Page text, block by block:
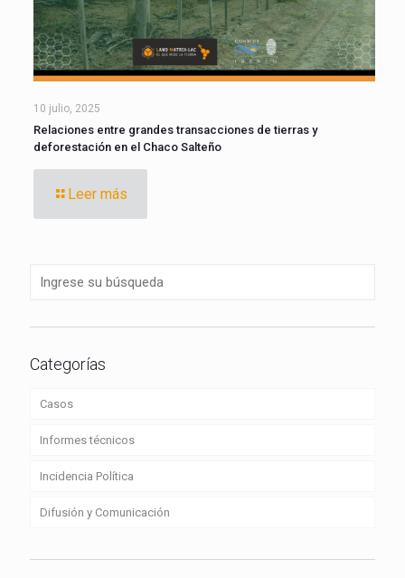
10 julio, 2025
Relaciones entre grandes transacciones de tierras y
deforestación en el Chaco Salteño
Leer más
Categorías
Casos
Informes técnicos
Incidencia Política
Difusión y Comunicación